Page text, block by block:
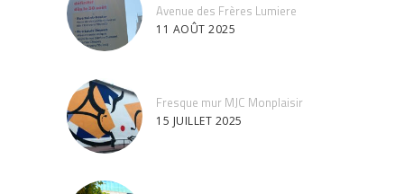
Avenue des Frères Lumiere
11 AOÛT 2025
Fresque mur MJC Monplaisir
15 JUILLET 2025